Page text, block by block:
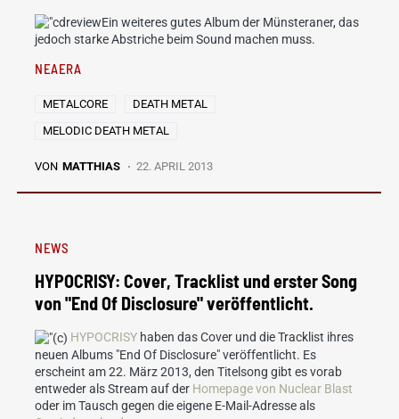
Ein weiteres gutes Album der Münsteraner, das
jedoch starke Abstriche beim Sound machen muss.
NEAERA
METALCORE
DEATH METAL
MELODIC DEATH METAL
VON MATTHIAS 22. APRIL 2013
NEWS
HYPOCRISY: Cover, Tracklist und erster Song
von "End Of Disclosure" veröffentlicht.
HYPOCRISY haben das Cover und die Tracklist ihres
neuen Albums "End Of Disclosure" veröffentlicht. Es
erscheint am 22. März 2013, den Titelsong gibt es vorab
entweder als Stream auf der Homepage von Nuclear Blast
oder im Tausch gegen die eigene E-Mail-Adresse als